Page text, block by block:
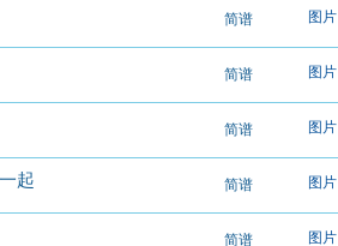
简谱 图片
简谱 图片
简谱 图片
起 简谱 图片
简谱 图片